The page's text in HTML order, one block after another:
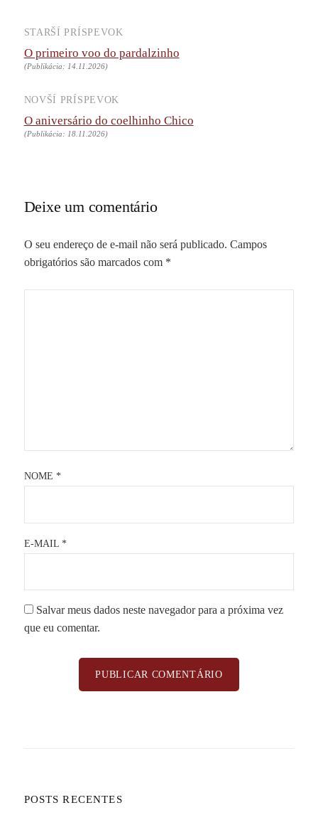
Navigácia
príspevkov
STARŠÍ PRÍSPEVOK
O primeiro voo do pardalzinho
(Publikácia: 14.11.2026)
NOVŠÍ PRÍSPEVOK
O aniversário do coelhinho Chico
(Publikácia: 18.11.2026)
Deixe um comentário
O seu endereço de e-mail não será publicado. Campos
obrigatórios são marcados com *
NOME *
E-MAIL *
Salvar meus dados neste navegador para a próxima vez
que eu comentar.
POSTS RECENTES